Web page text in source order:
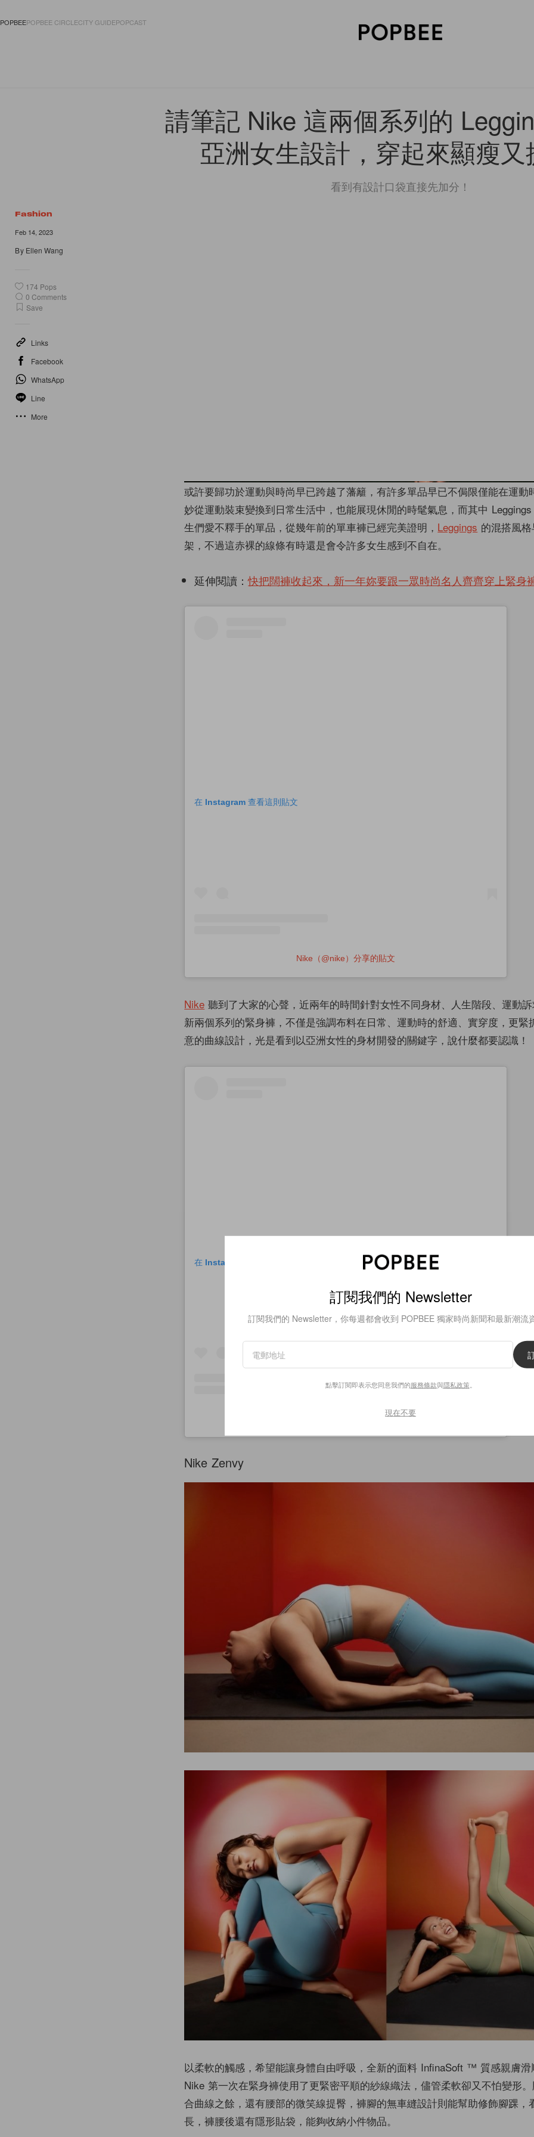
POPBEEPOPBEE CIRCLECITY GUIDEPOPCAST
請筆記 Nike 這兩個系列的
亞洲女生設計，穿起來顯瘦
看到有設計口袋直接先加分！
Fashion
Feb 14, 2023
By Ellen Wang
174 Pops
0 Comments
Save
Links
Facebook
WhatsApp
Line
More
或許要歸功於運動與時尚早已跨越了藩籬，有許多單品早已不侷限僅能在運動
妙從運動裝束變換到日常生活中，也能展現休閒的時髦氣息，而其中
生們愛不釋手的單品，從幾年前的單車褲已經完美證明， Leggings 的混搭風
架，不過這赤裸的線條有時還是會令許多女生感到不自在。
延伸閱讀：快把闊褲收起來，新一年妳要跟一眾時尚名人齊齊穿上緊身
在 Instagram 查看這則貼文
Nike（@nike）分享的貼文
Nike 聽到了大家的心聲，近兩年的時間針對女性不同身材、人生階段、運動
新兩個系列的緊身褲，不僅是強調布料在日常、運動時的舒適、實穿度，更緊
意的曲線設計，光是看到以亞洲女性的身材開發的關鍵字，說什麼都要認識！
在 Instagram 查看這則貼文
Nike Women（@nikewomen）分享的貼文
Nike Zenvy
以柔軟的觸感，希望能讓身體自由呼吸，全新的面料 InfinaSoft ™️ 質感親膚滑
Nike 第一次在緊身褲使用了更緊密平順的紗線織法，儘管柔軟卻又不怕變形
合曲線之餘，還有腰部的微笑線提臀，褲腳的無車縫設計則能幫助修飾腳踝，
長，褲腰後還有隱形貼袋，能夠收納小件物品。
訂閱我們的 Newsletter
訂閱我們的 Newsletter，你每週都會收到 POPBEE 獨家時尚新聞和最新潮流
點擊訂閱即表示您同意我們的服務條款與隱私政策。
現在不要